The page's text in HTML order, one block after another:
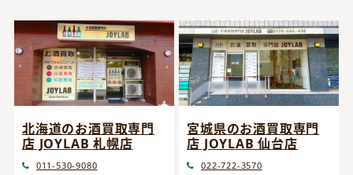
北海道のお酒買取専門
店 JOYLAB 札幌店
011-530-9080
宮城県のお酒買取専門
店 JOYLAB 仙台店
022-722-3570